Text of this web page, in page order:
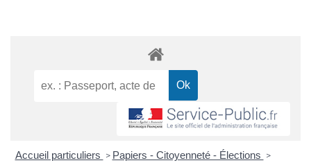
Accueil particuliers > Papiers - Citoyenneté - Élections >